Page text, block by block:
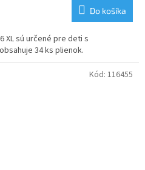
Do košíka
XL sú určené pre deti s
34 ks plienok.
Kód: 116455